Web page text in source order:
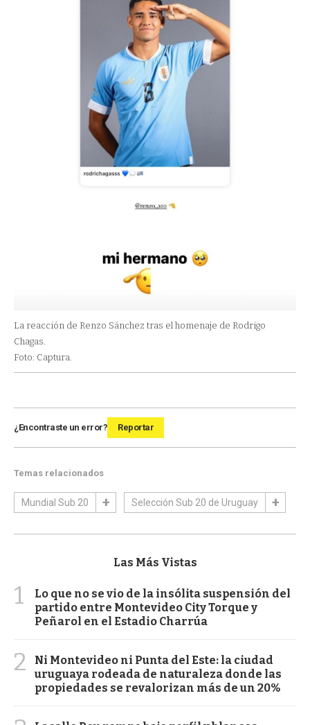
La reacción de Renzo Sánchez tras el homenaje de Rodrigo
Chagas.
Foto: Captura.
¿Encontraste un error? Reportar
Temas relacionados
Mundial Sub 20 Selección Sub 20 de Uruguay
Las Más Vistas
1
Lo que no se vio de la insólita suspensión del
partido entre Montevideo City Torque y
Peñarol en el Estadio Charrúa
2
Ni Montevideo ni Punta del Este: la ciudad
uruguaya rodeada de naturaleza donde las
propiedades se revalorizan más de un 20%